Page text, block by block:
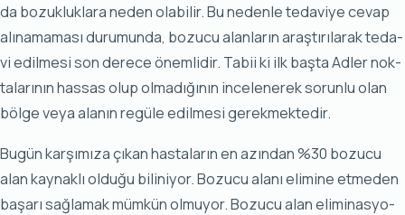
da bo­zuk­luk­la­ra ne­den ola­bi­lir. Bu ne­den­le te­da­vi­ye ce­vap
alı­na­ma­ma­sı du­ru­mun­da, bo­zu­cu alan­la­rın araş­tı­rı­la­rak te­da­
vi edil­me­si son de­re­ce önem­li­dir. Ta­bii ki ilk baş­ta Ad­ler nok­
ta­la­rı­nın has­sas olup ol­ma­dı­ğı­nın in­ce­le­ne­rek so­run­lu olan
böl­ge ve­ya ala­nın re­gü­le edil­me­si ge­rek­mek­te­dir.
Bu­gün kar­şı­mı­za çı­kan has­ta­la­rın en azın­dan %30 bo­zu­cu
alan kay­nak­lı ol­du­ğu bi­li­ni­yor. Bo­zu­cu ala­nı eli­mi­ne et­me­den
ba­şa­rı sağ­la­mak müm­kün ol­mu­yor. Bo­zu­cu alan eli­mi­nas­yo­